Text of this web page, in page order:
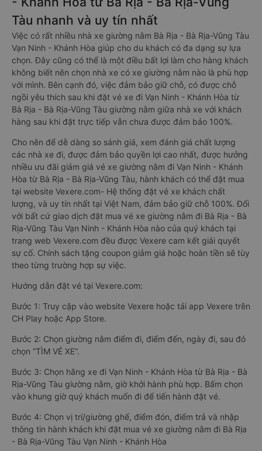
Tàu nhanh và uy tín nhất
Việc có rất nhiều nhà xe giường nằm Bà Rịa - Bà Rịa-Vũng Tàu
Vạn Ninh - Khánh Hòa giúp cho du khách có đa dạng sự lựa
chọn. Đây cũng có thể là một điều bất lợi làm cho hàng khách
không biết nên chọn nhà xe có xe giường nằm nào là phù hợp
với mình. Bên cạnh đó, việc đảm bảo giữ chỗ, có được chỗ
ngồi yêu thích sau khi đặt vé xe đi Vạn Ninh - Khánh Hòa từ
Bà Rịa - Bà Rịa-Vũng Tàu giường nằm giữa nhà xe với khách
hàng sau khi đặt trực tiếp vẫn chưa được đảm bảo 100%.
Cho nên để dễ dàng so sánh giá, xem đánh giá chất lượng
các nhà xe đi, được đảm bảo quyền lợi cao nhất, được hưởng
nhiều ưu đãi giảm giá vé xe giường nằm đi Vạn Ninh - Khánh
Hòa từ Bà Rịa - Bà Rịa-Vũng Tàu, hành khách có thể đặt mua
tại website Vexere.com- Hệ thống đặt vé xe khách chất
lượng, và uy tín nhất tại Việt Nam, đảm bảo giữ chỗ 100%. Đối
với bất cứ giao dịch đặt mua vé xe giường nằm đi Bà Rịa - Bà
Rịa-Vũng Tàu Vạn Ninh - Khánh Hòa nào của quý khách tại
trang web Vexere.com đều được Vexere cam kết giải quyết
sự cố. Chính sách tặng coupon giảm giá hoặc hoàn tiền sẽ tùy
theo từng trường hợp sự việc.
Hướng dẫn đặt vé tại Vexere.com:
Bước 1: Truy cập vào website Vexere hoặc tải app Vexere trên
CH Play hoặc App Store.
Bước 2: Chọn giường nằm điểm đi, điểm đến, ngày đi, sau đó
chọn “TÌM VÉ XE”.
Bước 3: Chọn hãng xe đi Vạn Ninh - Khánh Hòa từ Bà Rịa - Bà
Rịa-Vũng Tàu giường nằm, giờ khởi hành phù hợp. Bấm chọn
vào khung giờ quý khách muốn đi để tiến hành đặt vé.
Bước 4: Chọn vị trí/giường ghế, điểm đón, điểm trả và nhập
thông tin hành khách khi đặt mua vé xe giường nằm đi Bà Rịa
- Bà Rịa-Vũng Tàu Vạn Ninh - Khánh Hòa